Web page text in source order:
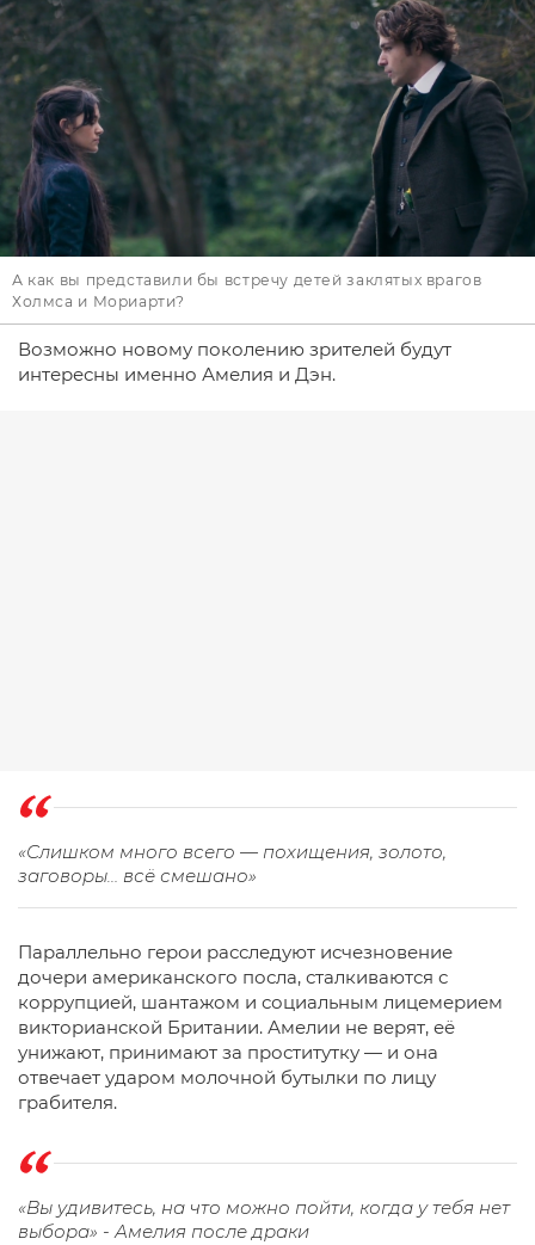
А как вы представили бы встречу детей заклятых врагов
Холмса и Мориарти?
Возможно новому поколению зрителей будут
интересны именно Амелия и Дэн.
«Слишком много всего — похищения, золото,
заговоры… всё смешано»
Параллельно герои расследуют исчезновение
дочери американского посла, сталкиваются с
коррупцией, шантажом и социальным лицемерием
викторианской Британии. Амелии не верят, её
унижают, принимают за проститутку — и она
отвечает ударом молочной бутылки по лицу
грабителя.
«Вы удивитесь, на что можно пойти, когда у тебя нет
выбора» - Амелия после драки